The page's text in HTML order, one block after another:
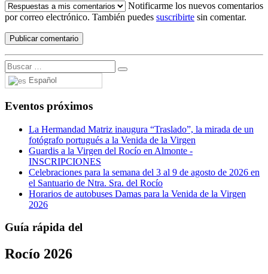
Notificarme los nuevos comentarios
por correo electrónico. También puedes suscribirte sin comentar.
Español
Eventos próximos
La Hermandad Matriz inaugura “Traslado”, la mirada de un
fotógrafo portugués a la Venida de la Virgen
Guardis a la Virgen del Rocío en Almonte -
INSCRIPCIONES
Celebraciones para la semana del 3 al 9 de agosto de 2026 en
el Santuario de Ntra. Sra. del Rocío
Horarios de autobuses Damas para la Venida de la Virgen
2026
Guía rápida del
Rocío 2026